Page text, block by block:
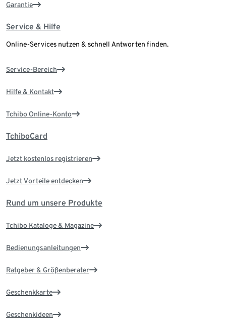
Garantie
Service & Hilfe
Online-Services nutzen & schnell Antworten finden.
Service-Bereich
Hilfe & Kontakt
Tchibo Online-Konto
TchiboCard
Jetzt kostenlos registrieren
Jetzt Vorteile entdecken
Rund um unsere Produkte
Tchibo Kataloge & Magazine
Bedienungsanleitungen
Ratgeber & Größenberater
Geschenkkarte
Geschenkideen